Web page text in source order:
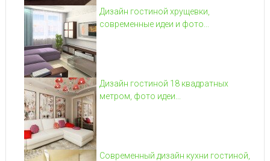
Дизайн гостиной хрущевки,
современные идеи и фото...
Дизайн гостиной 18 квадратных
метром, фото идеи...
Современный дизайн кухни гостиной,